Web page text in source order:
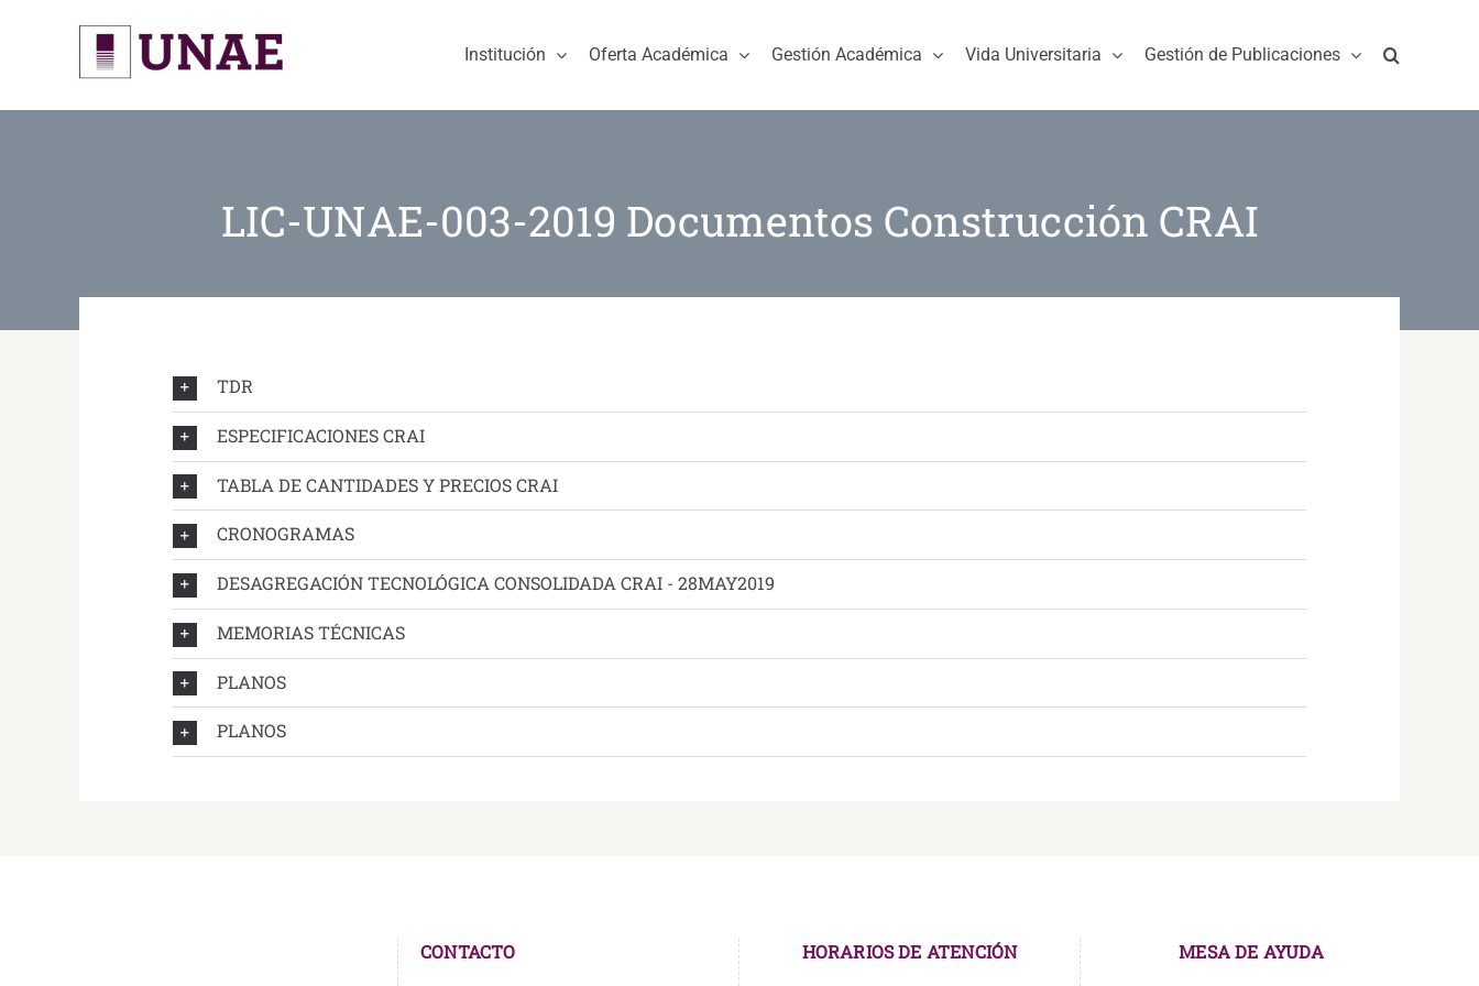
Institución Oferta Académica Gestión Académica Vida Universitaria Gestión de Publicaciones
LIC-UNAE-003-2019 Documentos Construcción CRAI
TDR
ESPECIFICACIONES CRAI
TABLA DE CANTIDADES Y PRECIOS CRAI
CRONOGRAMAS
DESAGREGACIÓN TECNOLÓGICA CONSOLIDADA CRAI - 28MAY2019
MEMORIAS TÉCNICAS
PLANOS
PLANOS
CONTACTO HORARIOS DE ATENCIÓN MESA DE AYUDA